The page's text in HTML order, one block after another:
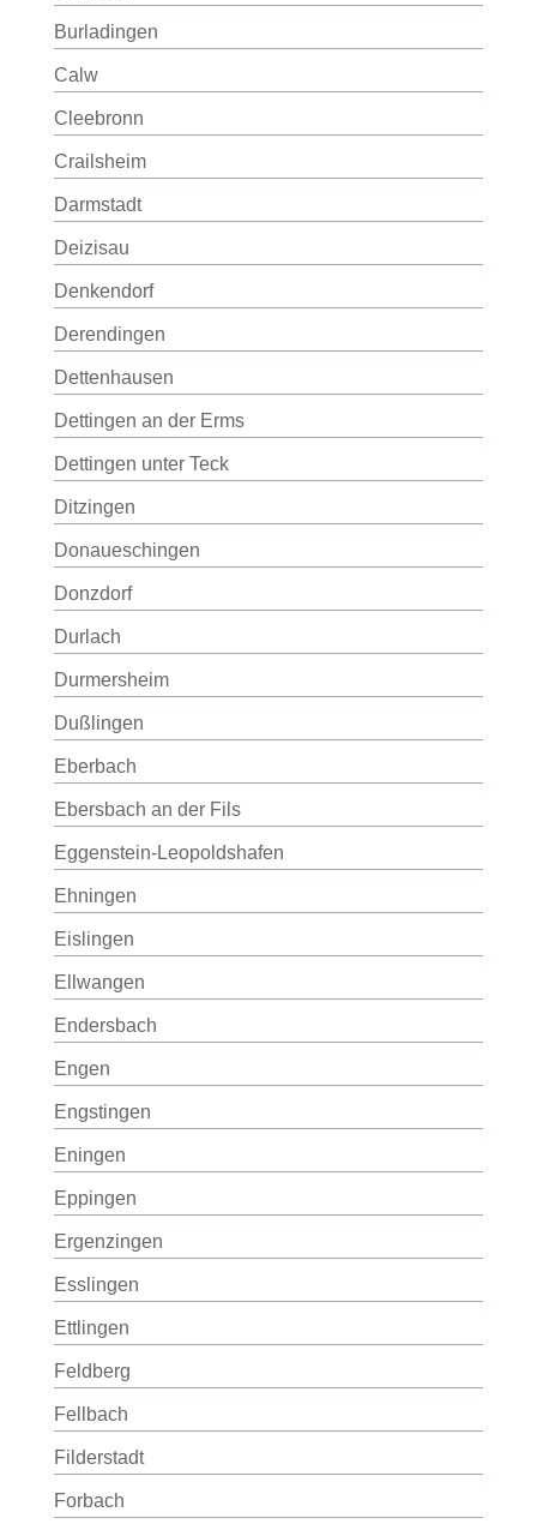
Burladingen
Calw
Cleebronn
Crailsheim
Darmstadt
Deizisau
Denkendorf
Derendingen
Dettenhausen
Dettingen an der Erms
Dettingen unter Teck
Ditzingen
Donaueschingen
Donzdorf
Durlach
Durmersheim
Dußlingen
Eberbach
Ebersbach an der Fils
Eggenstein-Leopoldshafen
Ehningen
Eislingen
Ellwangen
Endersbach
Engen
Engstingen
Eningen
Eppingen
Ergenzingen
Esslingen
Ettlingen
Feldberg
Fellbach
Filderstadt
Forbach